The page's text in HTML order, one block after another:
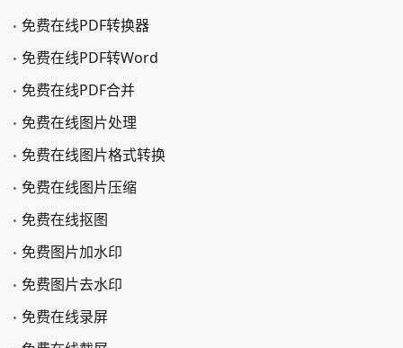
免费在线PDF转换器
免费在线PDF转Word
免费在线PDF合并
免费在线图片处理
免费在线图片格式转换
免费在线图片压缩
免费在线抠图
免费图片加水印
免费图片去水印
免费在线录屏